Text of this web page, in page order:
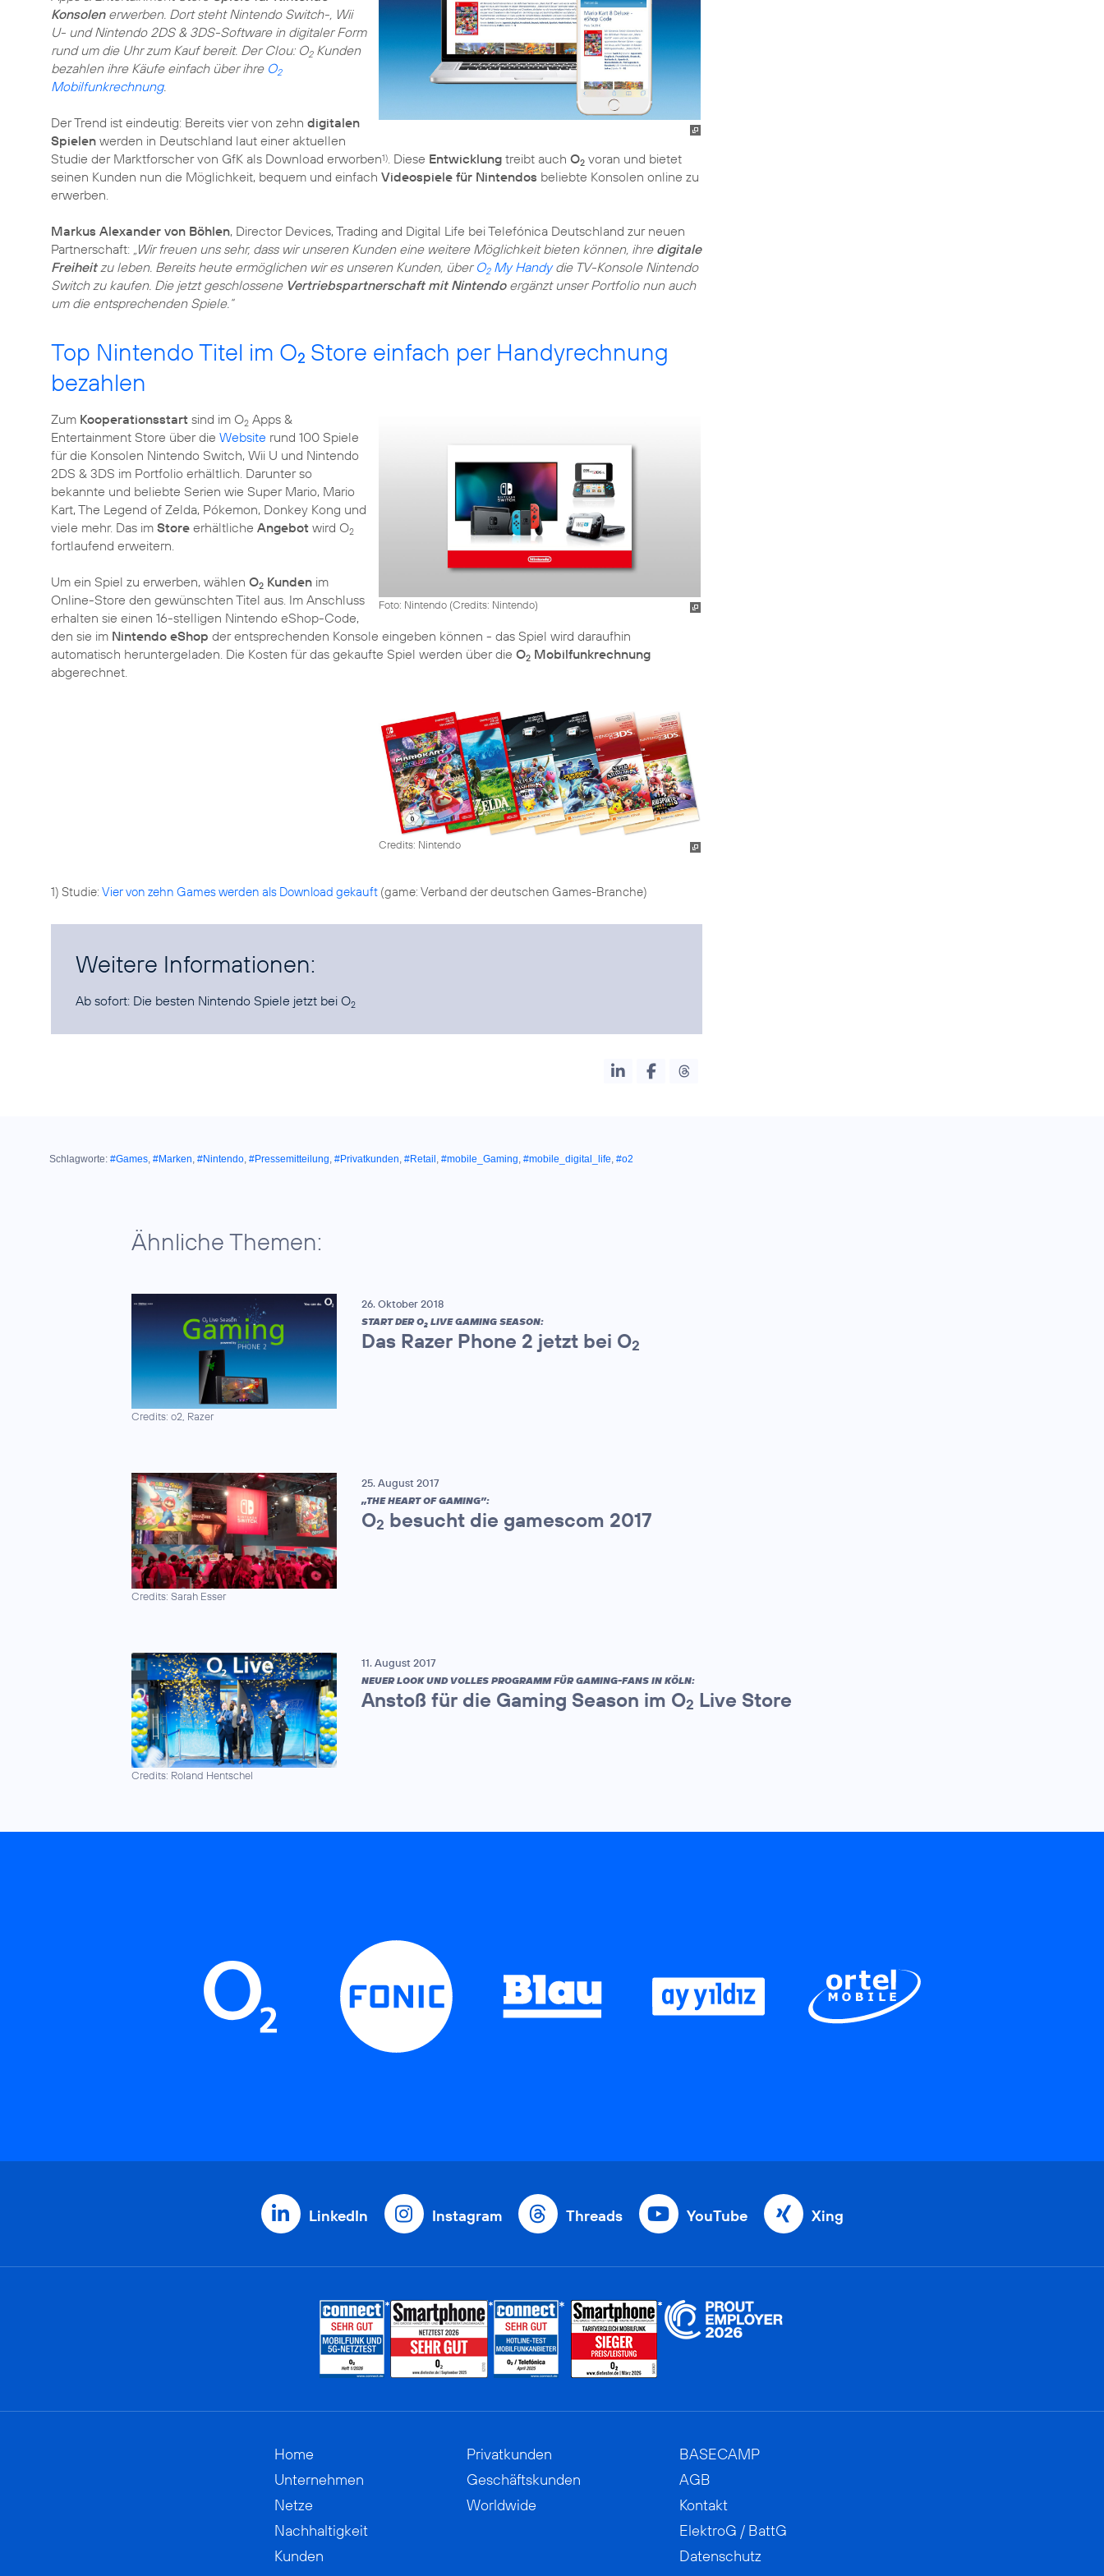
Konsolenerwerben. Dort steht Nintendo Switch-, Wii
U- und Nintendo 2DS & 3DS-Software in digitaler Form
rund um die Uhr zum Kauf bereit. Der Clou: O2Kunden
bezahlen ihre Käufe einfach über ihre O2
Mobilfunkrechnung.
Der Trend ist eindeutig: Bereits vier von zehn digitalen
Spielen werden in Deutschland laut einer aktuellen
Studie der Marktforscher von GfK als Download erworben1). Diese Entwicklung treibt auch O2 voran und bietet
seinen Kunden nun die Möglichkeit, bequem und einfach Videospiele für Nintendos beliebte Konsolen online zu
erwerben.
Markus Alexander von Böhlen, Director Devices, Trading and Digital Life bei Telefónica Deutschland zur neuen
Partnerschaft: „Wir freuen uns sehr, dass wir unseren Kunden eine weitere Möglichkeit bieten können, ihre digitale
Freiheitzu leben. Bereits heute ermöglichen wir es unseren Kunden, über O2My Handydie TV-Konsole Nintendo
Switch zu kaufen. Die jetzt geschlossene Vertriebspartnerschaft mit Nintendoergänzt unser Portfolio nun auch
um die entsprechenden Spiele.“
Top Nintendo Titel im O2 Store einfach per Handyrechnung
bezahlen
Foto: Nintendo (Credits: Nintendo)
Zum Kooperationsstart sind im O2 Apps &
Entertainment Store über die Website rund 100 Spiele
für die Konsolen Nintendo Switch, Wii U und Nintendo
2DS & 3DS im Portfolio erhältlich. Darunter so
bekannte und beliebte Serien wie Super Mario, Mario
Kart, The Legend of Zelda, Pókemon, Donkey Kong und
viele mehr. Das im Store erhältliche Angebot wird O2
fortlaufend erweitern.
Um ein Spiel zu erwerben, wählen O2 Kunden im
Online-Store den gewünschten Titel aus. Im Anschluss
erhalten sie einen 16-stelligen Nintendo eShop-Code,
den sie im Nintendo eShop der entsprechenden Konsole eingeben können - das Spiel wird daraufhin
automatisch heruntergeladen. Die Kosten für das gekaufte Spiel werden über die O2 Mobilfunkrechnung
abgerechnet.
Credits: Nintendo
1) Studie: Vier von zehn Games werden als Download gekauft (game: Verband der deutschen Games-Branche)
Weitere Informationen:
Ab sofort: Die besten Nintendo Spiele jetzt bei O2
Schlagworte: #Games #Marken #Nintendo #Pressemitteilung #Privatkunden #Retail #mobile_Gaming #mobile_digital_life #o2
Ähnliche Themen:
Credits: o2, Razer
26. Oktober 2018
START DER O2 LIVE GAMING SEASON:
Das Razer Phone 2 jetzt bei O2
Credits: Sarah Esser
25. August 2017
„THE HEART OF GAMING”:
O2 besucht die gamescom 2017
Credits: Roland Hentschel
11. August 2017
NEUER LOOK UND VOLLES PROGRAMM FÜR GAMING-FANS IN KÖLN:
Anstoß für die Gaming Season im O2 Live Store
LinkedIn Instagram Threads YouTube Xing
Home
Unternehmen
Netze
Nachhaltigkeit
Kunden
Privatkunden
Geschäftskunden
Worldwide
BASECAMP
AGB
Kontakt
ElektroG / BattG
Datenschutz